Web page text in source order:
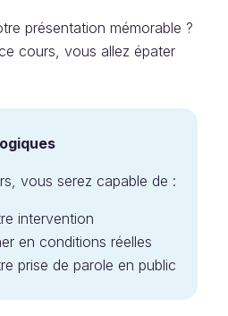
présentation mémorable ?
cours, vous allez épater
vous serez capable de :
intervention
en conditions réelles
prise de parole en public